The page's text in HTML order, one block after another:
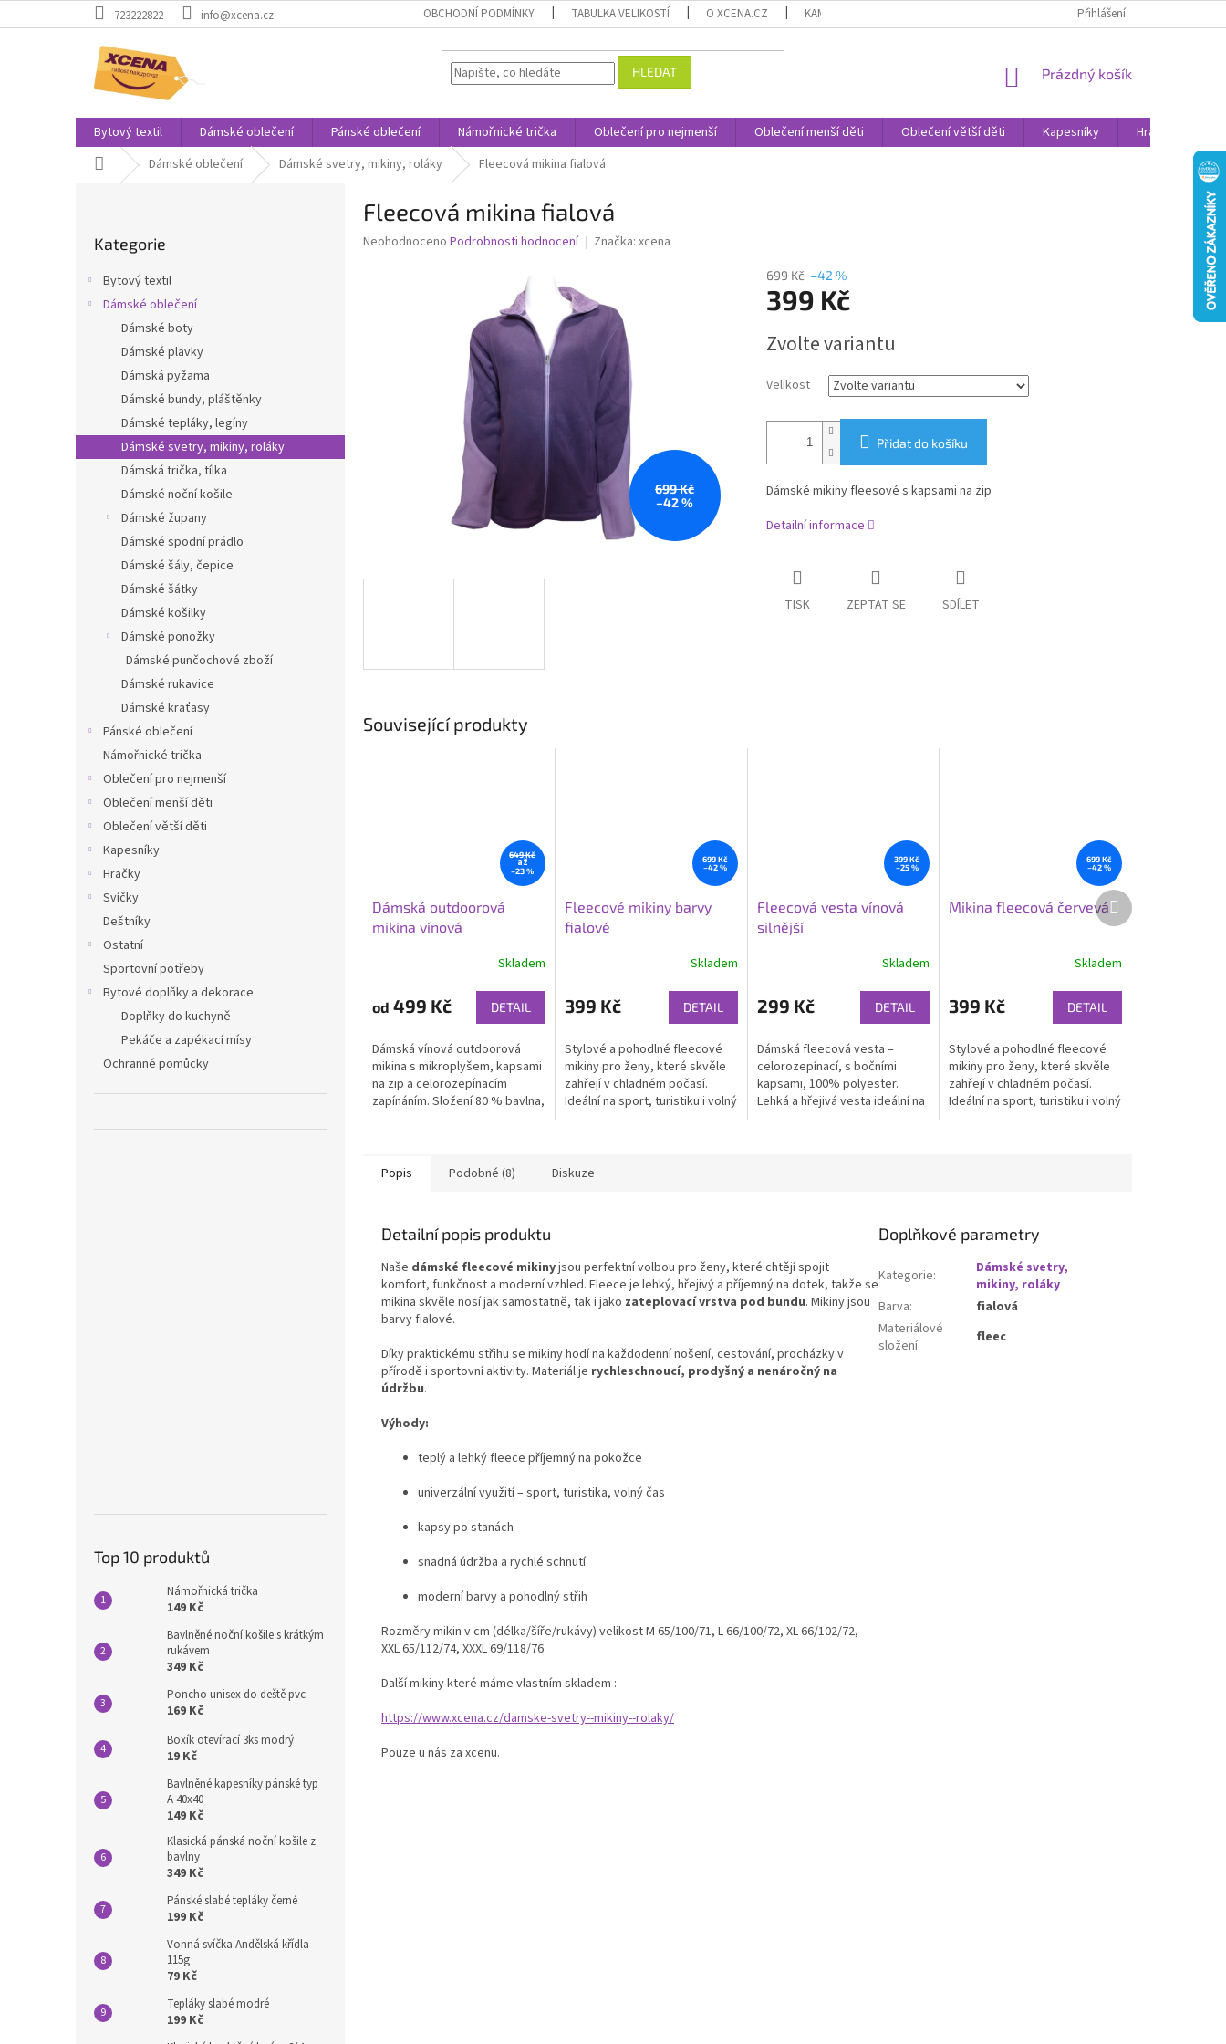
na
723222822 info@xcena.cz OBCHODNÍ PODMÍNKY TABULKA VELIKOSTÍ O XCENA.CZ KAMENNÉ PRODEJNY PROHLÁŠENÍ O OCHRANĚ OSOBNÍCH DAT
Přihlášení
HLEDAT
NÁKUPNÍ
Prázdný košík
Bytový textil Dámské oblečení Pánské oblečení Námořnické trička Oblečení pro nejmenší Oblečení menší děti Oblečení větší děti Kapesníky Hračky
Domů Dámské oblečení Dámské svetry, mikiny, roláky Fleecová mikina fialová
e
l
kategorie
Kategorie
Bytový textil
Dámské oblečení
Dámské boty
Dámské plavky
Dámská pyžama
Dámské bundy, pláštěnky
Dámské tepláky, legíny
Dámské svetry, mikiny, roláky
Dámská trička, tílka
Dámské noční košile
Dámské župany
Dámské spodní prádlo
Dámské šály, čepice
Dámské šátky
Dámské košilky
Dámské ponožky
Dámské punčochové zboží
Dámské rukavice
Dámské kraťasy
Pánské oblečení
Námořnické trička
Oblečení pro nejmenší
Oblečení menší děti
Oblečení větší děti
Kapesníky
Hračky
Svíčky
Deštníky
Ostatní
Sportovní potřeby
Bytové doplňky a dekorace
Doplňky do kuchyně
Pekáče a zapékací mísy
Ochranné pomůcky
Top 10 produktů
Námořnická trička
149 Kč
Bavlněné noční košile s krátkým
rukávem
349 Kč
Poncho unisex do deště pvc
169 Kč
Boxík otevírací 3ks modrý
19 Kč
Bavlněné kapesníky pánské typ
A 40x40
149 Kč
Klasická pánská noční košile z
bavlny
349 Kč
Pánské slabé tepláky černé
199 Kč
Vonná svíčka Andělská křídla
115g
79 Kč
Tepláky slabé modré
199 Kč
Fleecová mikina fialová
Průměrné
Neohodnoceno Podrobnosti hodnocení Značka: xcena
699 Kč
–42 %
699 Kč –42 %
399 Kč
cena:
Zvolte variantu
Velikost
Přidat do košíku
Dámské mikiny fleesové s kapsami na zip
Detailní informace
TISK ZEPTAT SE SDÍLET
Související produkty
649 Kč
až
–23 %
Dámská outdoorová
mikina vínová
Skladem
od 499 Kč DETAIL
Dámská vínová outdoorová
mikina s mikroplyšem, kapsami
na zip a celorozepínacím
zapínáním. Složení 80 % bavlna,
699 Kč
–42 %
Fleecové mikiny barvy
fialové
Skladem
399 Kč DETAIL
Stylové a pohodlné fleecové
mikiny pro ženy, které skvěle
zahřejí v chladném počasí.
Ideální na sport, turistiku i volný
399 Kč
–25 %
Fleecová vesta vínová
silnější
Skladem
299 Kč DETAIL
Dámská fleecová vesta –
celorozepínací, s bočními
kapsami, 100% polyester.
Lehká a hřejivá vesta ideální na
699 Kč
–42 %
Mikina fleecová červevá
Skladem
399 Kč DETAIL
Stylové a pohodlné fleecové
mikiny pro ženy, které skvěle
zahřejí v chladném počasí.
Ideální na sport, turistiku i volný
Další
produkt
Popis Podobné (8) Diskuze
Detailní popis produktu
Naše dámské fleecové mikinyjsou perfektní volbou pro ženy, které chtějí spojit
komfort, funkčnost a moderní vzhled. Fleece je lehký, hřejivý a příjemný na dotek, takže se
mikina skvěle nosí jak samostatně, tak i jako zateplovací vrstva pod bundu. Mikiny jsou
barvy fialové.
Díky praktickému střihu se mikiny hodí na každodenní nošení, cestování, procházky v
přírodě i sportovní aktivity. Materiál je rychleschnoucí, prodyšný a nenáročný na
údržbu.
Výhody:
teplý a lehký fleece příjemný na pokožce
univerzální využití – sport, turistika, volný čas
kapsy po stanách
snadná údržba a rychlé schnutí
moderní barvy a pohodlný střih
Rozměry mikin v cm (délka/šíře/rukávy) velikost M 65/100/71, L 66/100/72, XL 66/102/72,
XXL 65/112/74, XXXL 69/118/76
Další mikiny které máme vlastním skladem :
https://www.xcena.cz/damske-svetry--mikiny--rolaky/
Pouze u nás za xcenu.
Doplňkové parametry
Kategorie:
Dámské svetry,
mikiny, roláky
Barva:
fialová
Materiálové
složení: fleec